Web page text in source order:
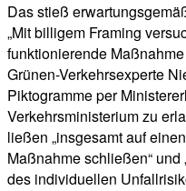
Das stieß
„Mit billigem Framing
funktionierende
Grünen-Verkehrsexperte
Piktogramme per
Verkehrsministerium zu
ließen „insgesamt auf
Maßnahme schließen“
des individuellen